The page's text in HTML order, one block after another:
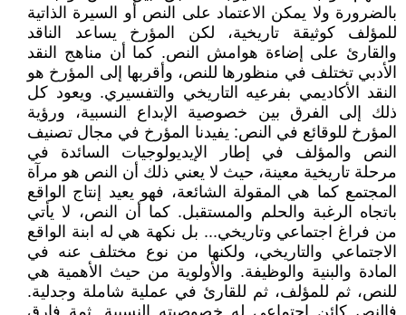
بالضرورة ولا يمكن الاعتماد على النص أو السيرة الذاتية
للمؤلف كوثيقة تاريخية، لكن المؤرخ يساعد الناقد
والقارئ على إضاءة هوامش النص. كما أن مناهج النقد
الأدبي تختلف في منظورها للنص، وأقربها إلى المؤرخ هو
النقد الأكاديمي بفرعيه التاريخي والتفسيري. ويعود كل
ذلك إلى الفرق بين خصوصية الإبداع النسبية، ورؤية
المؤرخ للوقائع في النص: يفيدنا المؤرخ في مجال تصنيف
النص والمؤلف في إطار الإيديولوجيات السائدة في
مرحلة تاريخية معينة، حيث لا يعني ذلك أن النص هو مرآة
المجتمع كما هي المقولة الشائعة، فهو يعيد إنتاج الواقع
باتجاه الرغبة والحلم والمستقبل. كما أن النص، لا يأتي
من فراغ اجتماعي وتاريخي... بل نكهة هي له ابنة الواقع
الاجتماعي والتاريخي، ولكنها من نوع مختلف عنه في
المادة والبنية والوظيفة. والأولوية من حيث الأهمية هي
للنص، ثم للمؤلف، ثم للقارئ في عملية شاملة وجدلية.